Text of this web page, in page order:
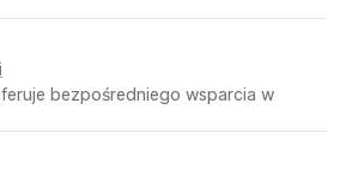
bezpośredniego wsparcia w